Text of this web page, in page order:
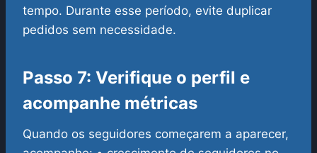
tempo. Durante esse período, evite duplicar
pedidos sem necessidade.
Passo 7: Verifique o perfil e
acompanhe métricas
Quando os seguidores começarem a aparecer,